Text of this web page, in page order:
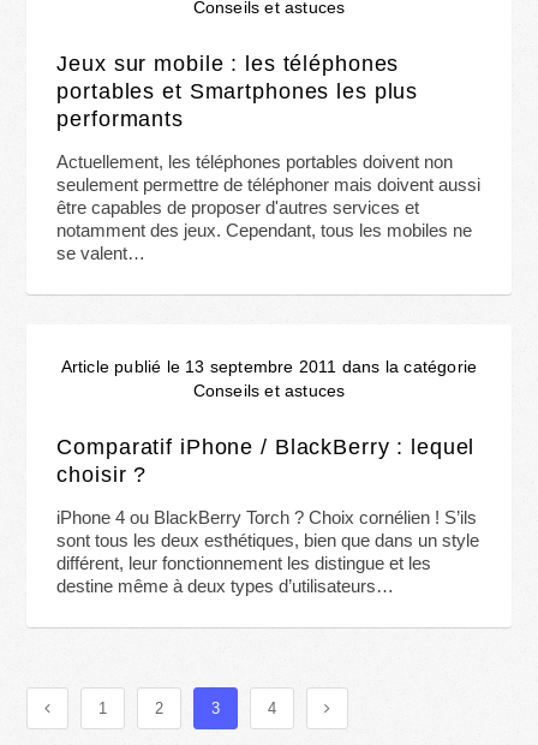
Conseils et astuces
Jeux sur mobile : les téléphones
portables et Smartphones les plus
performants
Actuellement, les téléphones portables doivent non
seulement permettre de téléphoner mais doivent aussi
être capables de proposer d'autres services et
notamment des jeux. Cependant, tous les mobiles ne
se valent…
Article publié le 13 septembre 2011 dans la catégorie
Conseils et astuces
Comparatif iPhone / BlackBerry : lequel
choisir ?
iPhone 4 ou BlackBerry Torch ? Choix cornélien ! S’ils
sont tous les deux esthétiques, bien que dans un style
différent, leur fonctionnement les distingue et les
destine même à deux types d’utilisateurs…
1 2 3 4